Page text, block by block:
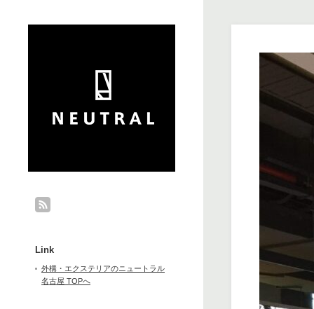
Link
外構・エクステリアのニュートラル
名古屋 TOPへ